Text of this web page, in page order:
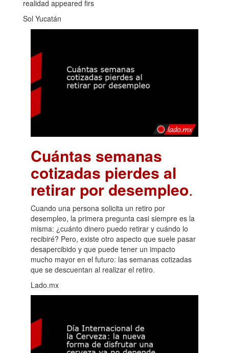
realidad appeared firs
Sol Yucatán
Cuántas semanas
cotizadas pierdes al
retirar por desempleo.
Cuando una persona solicita un retiro por
desempleo, la primera pregunta casi siempre es la
misma: ¿cuánto dinero puedo retirar y cuándo lo
recibiré? Pero, existe otro aspecto que suele pasar
desapercibido y que puede tener un impacto
mucho mayor en el futuro: las semanas cotizadas
que se descuentan al realizar el retiro.
Lado.mx